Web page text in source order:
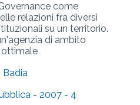
come
relazioni fra diversi
su un territorio.
di ambito
ottimale
Badia
- 2007 - 4